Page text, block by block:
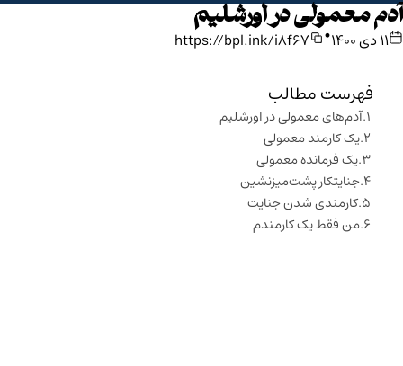
آدم معمولی در اورشلیم
۱۱ دی ۱۴۰۰ •
https://bpl.ink/i8f67
فهرست مطالب
آدم‌های معمولی در اورشلیم
یک کارمند معمولی
یک فرمانده معمولی
جنایتکار پشت‌میزنشین
کارمندی شدن جنایت
من فقط یک کارمندم